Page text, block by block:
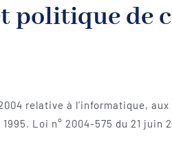
politique de
relative à l’informatique,
Loi n° 2004-575 du 21 juin